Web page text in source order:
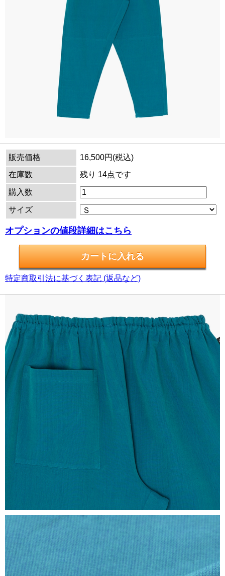
販売価格
16,500円(税込)
在庫数
残り 14点です
購入数
サイズ
オプションの値段詳細はこちら
特定商取引法に基づく表記 (返品など)